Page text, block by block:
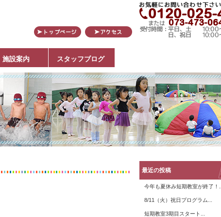
施設案内 スタッフブログ
最近の投稿
今年も夏休み短期教室が終了！...
8/11（火）祝日プログラム...
短期教室3期目スタート...